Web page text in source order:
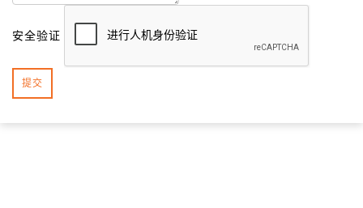
安全验证
提交